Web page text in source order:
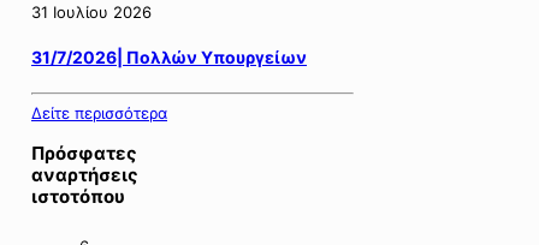
31 Ιουλίου 2026
31/7/2026| Πολλών Υπουργείων
Δείτε περισσότερα
Πρόσφατες
αναρτήσεις
ιστοτόπου